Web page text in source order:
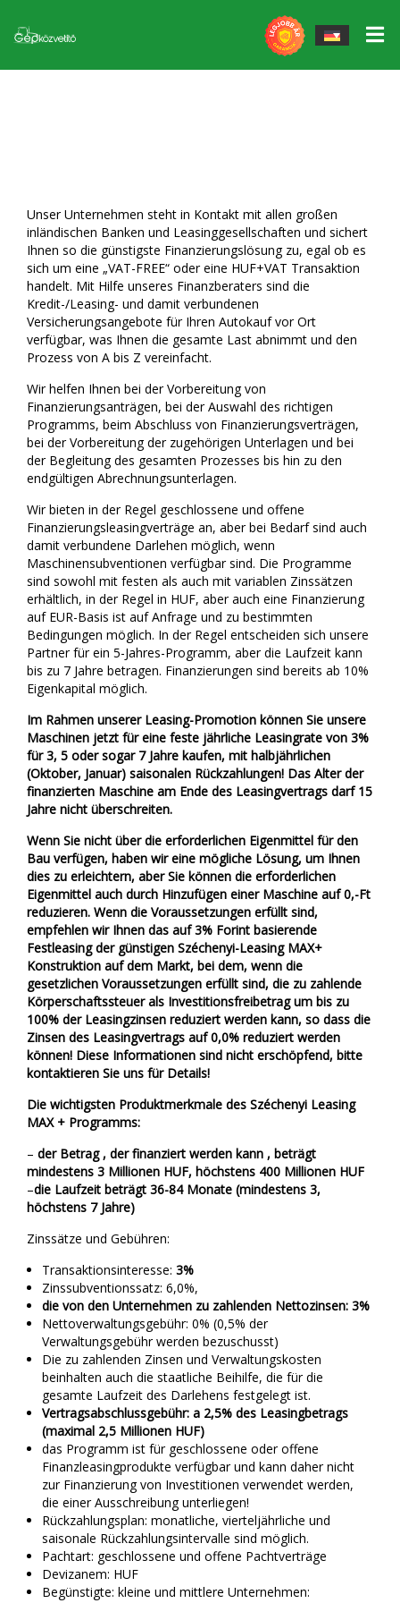
Egyéb erőgépek
QUICKE Stirnlamellen, Zubehör
Fliegl Waggons
Fliegl Agrocenter Zubehör
GÜTTLER Bodenmaschinen
MÜTHING Mulchgeräte und Zerkleinerer
MORENI rotierende Balken
Quivogne Arbeitsgeräte
LETÁK-LEKO Bodenmaschinen
KERTITOX Sprühgeräte
Sonstiges Zubehör
Ersatzteile
Gumik/Felnik
Garantiertes Rückkaufprogramm
Unsere Dienstleistungen
Service
Finanzierung
Karriere
Über uns
Blog
Kontakt
English
Română
Hrvatski
Nederlands
Français
Русский
српски
Українська
Unser Unternehmen steht in Kontakt mit allen großen
inländischen Banken und Leasinggesellschaften und sichert
Ihnen so die günstigste Finanzierungslösung zu, egal ob es
sich um eine „VAT-FREE“ oder eine HUF+VAT Transaktion
handelt. Mit Hilfe unseres Finanzberaters sind die
Kredit-/Leasing- und damit verbundenen
Versicherungsangebote für Ihren Autokauf vor Ort
verfügbar, was Ihnen die gesamte Last abnimmt und den
Prozess von A bis Z vereinfacht.
Wir helfen Ihnen bei der Vorbereitung von
Finanzierungsanträgen, bei der Auswahl des richtigen
Programms, beim Abschluss von Finanzierungsverträgen,
bei der Vorbereitung der zugehörigen Unterlagen und bei
der Begleitung des gesamten Prozesses bis hin zu den
endgültigen Abrechnungsunterlagen.
Wir bieten in der Regel geschlossene und offene
Finanzierungsleasingverträge an, aber bei Bedarf sind auch
damit verbundene Darlehen möglich, wenn
Maschinensubventionen verfügbar sind. Die Programme
sind sowohl mit festen als auch mit variablen Zinssätzen
erhältlich, in der Regel in HUF, aber auch eine Finanzierung
auf EUR-Basis ist auf Anfrage und zu bestimmten
Bedingungen möglich. In der Regel entscheiden sich unsere
Partner für ein 5-Jahres-Programm, aber die Laufzeit kann
bis zu 7 Jahre betragen. Finanzierungen sind bereits ab 10%
Eigenkapital möglich.
Im Rahmen unserer Leasing-Promotion können Sie unsere
Maschinen jetzt für eine feste jährliche Leasingrate von 3%
für 3, 5 oder sogar 7 Jahre kaufen, mit halbjährlichen
(Oktober, Januar) saisonalen Rückzahlungen! Das Alter der
finanzierten Maschine am Ende des Leasingvertrags darf 15
Jahre nicht überschreiten.
Wenn Sie nicht über die erforderlichen Eigenmittel für den
Bau verfügen, haben wir eine mögliche Lösung, um Ihnen
dies zu erleichtern, aber Sie können die erforderlichen
Eigenmittel auch durch Hinzufügen einer Maschine auf 0,-Ft
reduzieren. Wenn die Voraussetzungen erfüllt sind,
empfehlen wir Ihnen das auf 3% Forint basierende
Festleasing der günstigen Széchenyi-Leasing MAX+
Konstruktion auf dem Markt, bei dem, wenn die
gesetzlichen Voraussetzungen erfüllt sind, die zu zahlende
Körperschaftssteuer als Investitionsfreibetrag um bis zu
100% der Leasingzinsen reduziert werden kann, so dass die
Zinsen des Leasingvertrags auf 0,0% reduziert werden
können! Diese Informationen sind nicht erschöpfend, bitte
kontaktieren Sie uns für Details!
Die wichtigsten Produktmerkmale des Széchenyi Leasing
MAX + Programms:
– der Betrag , derfinanziert werden kann , beträgt
mindestens 3 Millionen HUF, höchstens 400 Millionen HUF
–die Laufzeit beträgt 36-84 Monate (mindestens 3,
höchstens 7 Jahre)
Zinssätze und Gebühren:
Transaktionsinteresse: 3%
Zinssubventionssatz: 6,0%,
die von den Unternehmen zu zahlenden Nettozinsen: 3%
Nettoverwaltungsgebühr: 0% (0,5% der
Verwaltungsgebühr werden bezuschusst)
Die zu zahlenden Zinsen und Verwaltungskosten
beinhalten auch die staatliche Beihilfe, die für die
gesamte Laufzeit des Darlehens festgelegt ist.
Vertragsabschlussgebühr: a 2,5% des Leasingbetrags
(maximal 2,5 Millionen HUF)
das Programm ist für geschlossene oder offene
Finanzleasingprodukte verfügbar und kann daher nicht
zur Finanzierung von Investitionen verwendet werden,
die einer Ausschreibung unterliegen!
Rückzahlungsplan: monatliche, vierteljährliche und
saisonale Rückzahlungsintervalle sind möglich.
Pachtart: geschlossene und offene Pachtverträge
Devizanem: HUF
Begünstigte: kleine und mittlere Unternehmen: